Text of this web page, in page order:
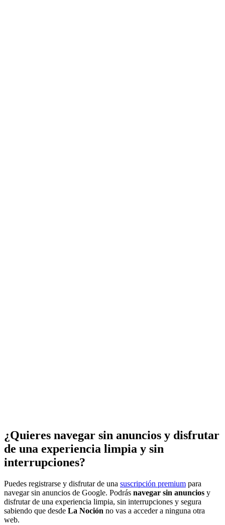
¿Quieres navegar sin anuncios y disfrutar
de una experiencia limpia y sin
interrupciones?
Puedes registrarse y disfrutar de una suscripción premium para
navegar sin anuncios de Google. Podrás navegar sin anuncios y
disfrutar de una experiencia limpia, sin interrupciones y segura
sabiendo que desde La Noción no vas a acceder a ninguna otra
web.